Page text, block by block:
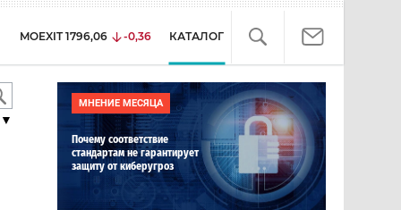
MOEXIT 1796,06 -0,36 КАТАЛОГ
▼
МНЕНИЕ МЕСЯЦА
Почему соответствие
стандартам не гарантирует
защиту от киберугроз